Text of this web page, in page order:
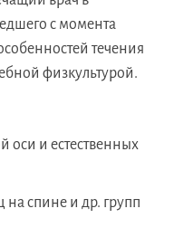
с момента
течения
физкультурой.
оси и естественных
спине и др. групп